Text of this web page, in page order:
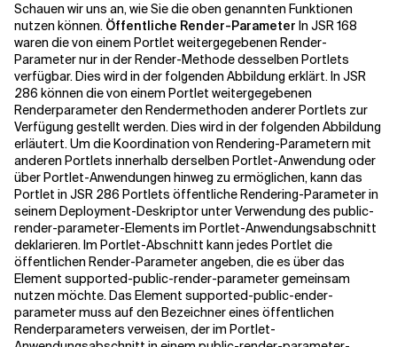
Schauen wir uns an, wie Sie die oben genannten Funktionen
nutzen können. Öffentliche Render-Parameter In JSR 168
waren die von einem Portlet weitergegebenen Render-
Parameter nur in der Render-Methode desselben Portlets
verfügbar. Dies wird in der folgenden Abbildung erklärt. In JSR
286 können die von einem Portlet weitergegebenen
Renderparameter den Rendermethoden anderer Portlets zur
Verfügung gestellt werden. Dies wird in der folgenden Abbildung
erläutert. Um die Koordination von Rendering-Parametern mit
anderen Portlets innerhalb derselben Portlet-Anwendung oder
über Portlet-Anwendungen hinweg zu ermöglichen, kann das
Portlet in JSR 286 Portlets öffentliche Rendering-Parameter in
seinem Deployment-Deskriptor unter Verwendung des public-
render-parameter-Elements im Portlet-Anwendungsabschnitt
deklarieren. Im Portlet-Abschnitt kann jedes Portlet die
öffentlichen Render-Parameter angeben, die es über das
Element supported-public-render-parameter gemeinsam
nutzen möchte. Das Element supported-public-ender-
parameter muss auf den Bezeichner eines öffentlichen
Renderparameters verweisen, der im Portlet-